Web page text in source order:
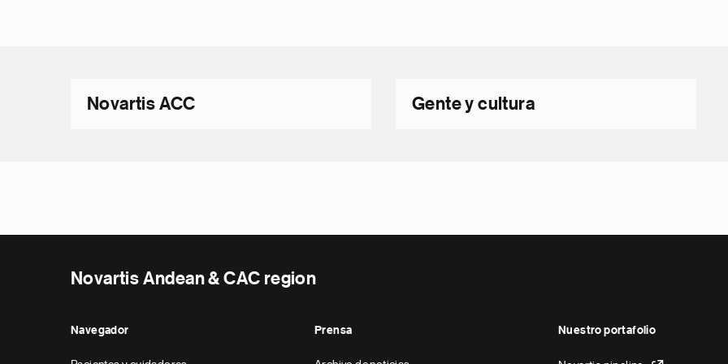
Novartis ACC Gente y cultura
Novartis Andean & CAC region
Navegador Prensa Nuestro portafolio